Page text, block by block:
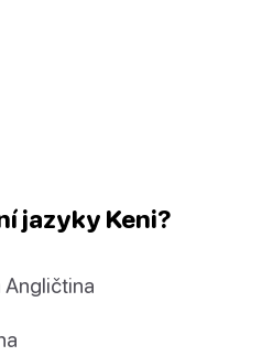
jazyky Keni?
Angličtina